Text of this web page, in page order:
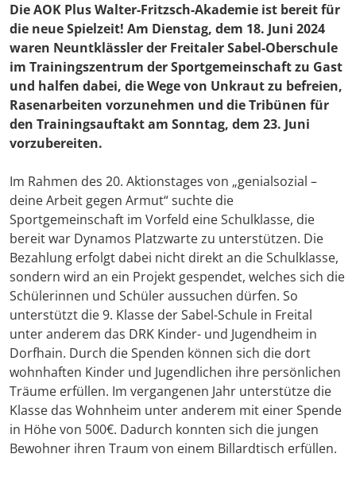
Die AOK Plus Walter-Fritzsch-Akademie ist bereit für
die neue Spielzeit! Am Dienstag, dem 18. Juni 2024
waren Neuntklässler der Freitaler Sabel-Oberschule
im Trainingszentrum der Sportgemeinschaft zu Gast
und halfen dabei, die Wege von Unkraut zu befreien,
Rasenarbeiten vorzunehmen und die Tribünen für
den Trainingsauftakt am Sonntag, dem 23. Juni
vorzubereiten.
Im Rahmen des 20. Aktionstages von „genialsozial –
deine Arbeit gegen Armut“ suchte die
Sportgemeinschaft im Vorfeld eine Schulklasse, die
bereit war Dynamos Platzwarte zu unterstützen. Die
Bezahlung erfolgt dabei nicht direkt an die Schulklasse,
sondern wird an ein Projekt gespendet, welches sich die
Schülerinnen und Schüler aussuchen dürfen. So
unterstützt die 9. Klasse der Sabel-Schule in Freital
unter anderem das DRK Kinder- und Jugendheim in
Dorfhain. Durch die Spenden können sich die dort
wohnhaften Kinder und Jugendlichen ihre persönlichen
Träume erfüllen. Im vergangenen Jahr unterstütze die
Klasse das Wohnheim unter anderem mit einer Spende
in Höhe von 500€. Dadurch konnten sich die jungen
Bewohner ihren Traum von einem Billardtisch erfüllen.